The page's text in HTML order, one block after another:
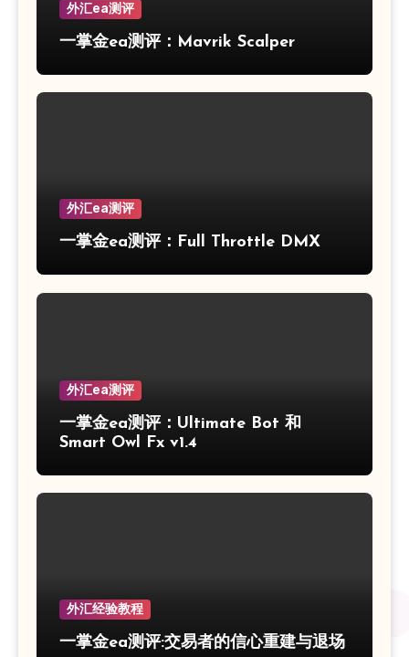
外汇ea测评
一掌金ea测评：Mavrik Scalper
外汇ea测评
一掌金ea测评：Full Throttle DMX
外汇ea测评
一掌金ea测评：Ultimate Bot 和
Smart Owl Fx v1.4
外汇经验教程
一掌金ea测评:交易者的信心重建与退场